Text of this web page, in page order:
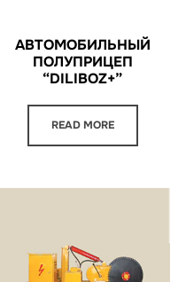
АВТОМОБИЛЬНЫЙ
ПОЛУПРИЦЕП
“DILIBOZ+”
READ MORE